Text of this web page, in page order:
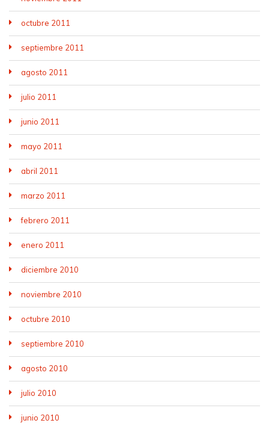
octubre 2011
septiembre 2011
agosto 2011
julio 2011
junio 2011
mayo 2011
abril 2011
marzo 2011
febrero 2011
enero 2011
diciembre 2010
noviembre 2010
octubre 2010
septiembre 2010
agosto 2010
julio 2010
junio 2010